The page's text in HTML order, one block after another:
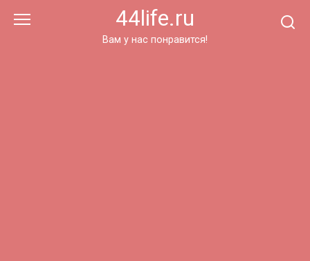
44life.ru
Вам у нас понравится!